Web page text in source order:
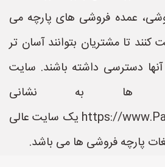
عمده فروشی های پارچه می
کنند تا مشتریان بتوانند آسان تر
دسترسی داشته باشند. سایت
ها به نشانی
https://www.ParcheForooshiHa.ir یک سایت عالی
پارچه فروشی ها می باشد.